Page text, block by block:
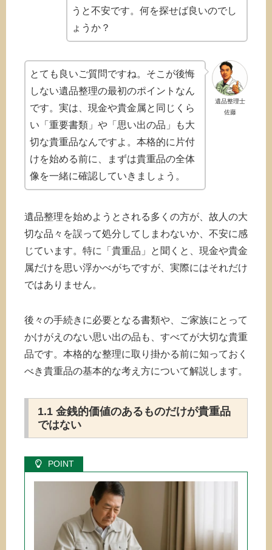
うと不安です。何を探せば良いのでし
ょうか？
遺品整理士
佐藤
とても良いご質問ですね。そこが後悔
しない遺品整理の最初のポイントなん
です。実は、現金や貴金属と同じくら
い「重要書類」や「思い出の品」も大
切な貴重品なんですよ。本格的に片付
けを始める前に、まずは貴重品の全体
像を一緒に確認していきましょう。
遺品整理を始めようとされる多くの方が、故人の大
切な品々を誤って処分してしまわないか、不安に感
じています。特に「貴重品」と聞くと、現金や貴金
属だけを思い浮かべがちですが、実際にはそれだけ
ではありません。
後々の手続きに必要となる書類や、ご家族にとって
かけがえのない思い出の品も、すべてが大切な貴重
品です。本格的な整理に取り掛かる前に知っておく
べき貴重品の基本的な考え方について解説します。
1.1 金銭的価値のあるものだけが貴重品
ではない